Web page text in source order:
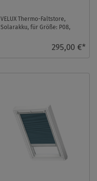
VELUX Thermo-Faltstore,
Solarakku, für Größe: P08,
295,00 €*